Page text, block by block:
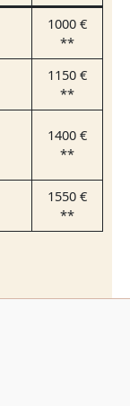
1000 €
**
1150 €
**
1400 €
**
1550 €
**